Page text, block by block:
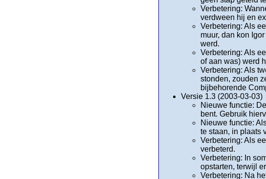
Verbetering:
verdween hij en
Verbetering: Als
muur, dan kon
werd.
Verbetering: Als
of aan was) werd
Verbetering: Als
stonden, zouden
bijbehorende
Versie 1.3 (2003-03-03)
Nieuwe functie:
bent. Gebruik
Nieuwe functie:
te staan, in plaats
Verbetering: Als
verbeterd.
Verbetering: In
opstarten, terwijl
Verbetering: Na